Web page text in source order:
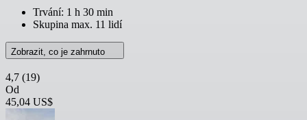
Trvání: 1 h 30 min
Skupina max. 11 lidí
Zobrazit, co je zahrnuto
4,7 (19)
Od
45,04 US$